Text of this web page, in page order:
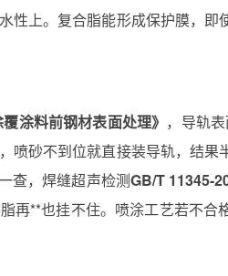
性上。复合脂能形成保护膜，即
涂料前钢材表面处理》 ，导轨
喷砂不到位就直接装导轨，结果
查，焊缝超声检测GB/T 11345-
再**也挂不住。喷涂工艺若不合